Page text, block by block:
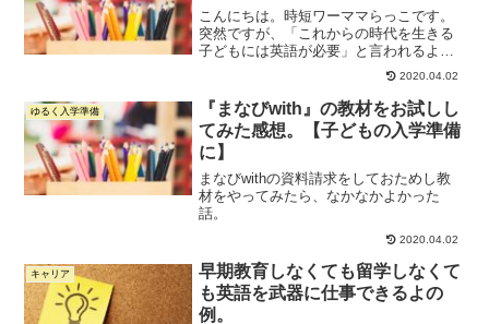
こんにちは。時短ワーママらっこです。
突然ですが、「これからの時代を生きる
子どもには英語が必要」と言われるよう
になって久しいですね。2020年からの教
育改革では、小学校での英語が必須にな
るとか。英語教育の必要性を煽りに煽っ
て、英語の教室だとか...
2020.04.02
ゆるく入学準備
『まなびwith』の教材をお試しし
てみた感想。【子どもの入学準備
に】
まなびwithの資料請求をしておためし教
材をやってみたら、なかなかよかった
話。
2020.04.02
キャリア
早期教育しなくても留学しなくて
も英語を武器に仕事できるよの
例。